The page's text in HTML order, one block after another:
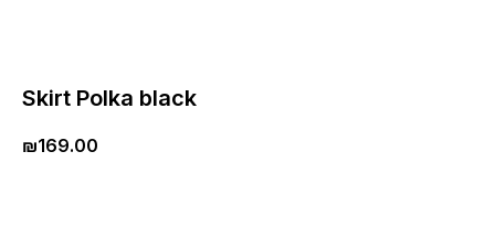
Skirt Polka black
₪169.00